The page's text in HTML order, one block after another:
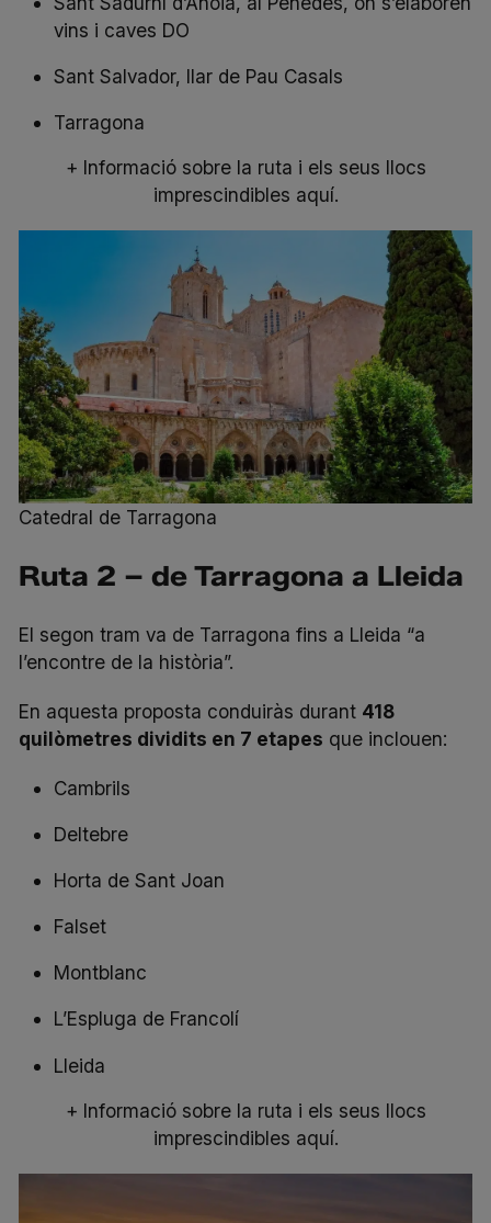
vins i caves DO
Sant Salvador, llar de Pau Casals
Tarragona
+ Informació sobre la ruta i els seus llocs
imprescindibles aquí.
Catedral de Tarragona
Ruta 2 – de Tarragona a Lleida
El segon tram va de Tarragona fins a Lleida “a
l’encontre de la història”.
En aquesta proposta conduiràs durant 418
quilòmetres dividits en 7 etapes que inclouen:
Cambrils
Deltebre
Horta de Sant Joan
Falset
Montblanc
L’Espluga de Francolí
Lleida
+ Informació sobre la ruta i els seus llocs
imprescindibles aquí.